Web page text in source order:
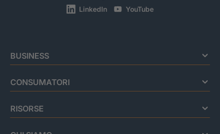
LinkedIn YouTube
BUSINESS
CONSUMATORI
RISORSE